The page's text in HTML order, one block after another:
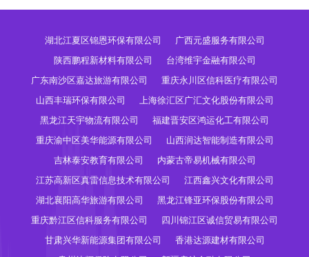
湖北江夏区锦恩环保有限公司
广西元盛服务有限公司
陕西鹏程新材料有限公司
台湾维宇金融有限公司
广东南沙区嘉达旅游有限公司
重庆永川区信科医疗有限公司
山西丰瑞环保有限公司
上海徐汇区广汇文化股份有限公司
黑龙江天宇物流有限公司
福建晋安区鸿运化工有限公司
重庆渝中区美华能源有限公司
山西润达智能制造有限公司
吉林泰安教育有限公司
内蒙古帝易机械有限公司
江苏高新区真雷信息技术有限公司
江西鑫兴文化有限公司
湖北襄阳高华旅游有限公司
黑龙江锋亚环保股份有限公司
重庆黔江区信科服务有限公司
四川锦江区诚信贸易有限公司
甘肃兴华新能源集团有限公司
香港达源建材有限公司